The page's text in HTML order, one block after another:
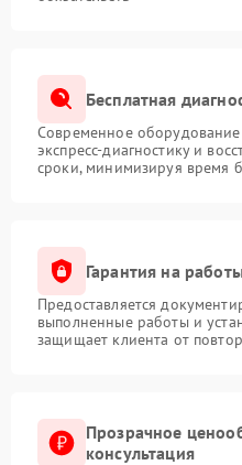
Бесплатная
Современное
экспресс-диагностику и
сроки, минимизируя время
Гарантия на
Предоставляется
выполненные работы и
защищает клиента от
Прозрачное
консультация